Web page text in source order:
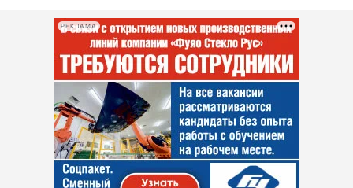
РЕКЛАМА